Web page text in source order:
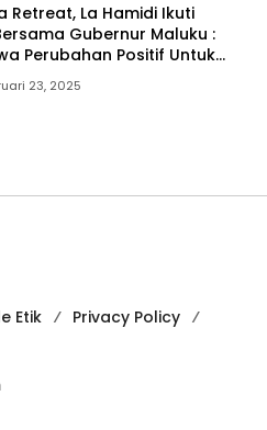
Retreat, La Hamidi Ikuti
Gubernur Maluku :
Perubahan Positif Untuk
23, 2025
Etik
Privacy Policy